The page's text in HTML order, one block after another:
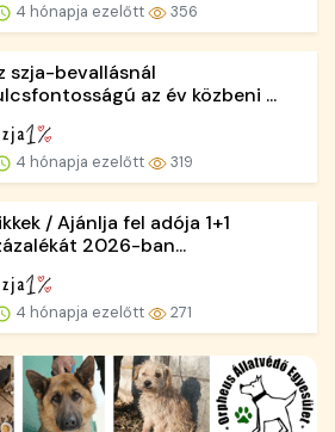
4 hónapja ezelőtt 356
szja-bevallásnál
az év közbeni ...
4 hónapja ezelőtt 319
/ Ajánlja fel adója 1+1
2026-ban...
4 hónapja ezelőtt 271